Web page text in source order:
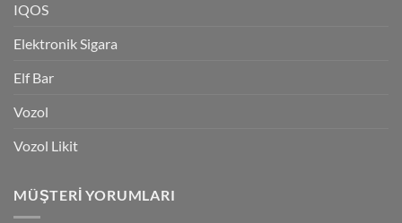
IQOS
Elektronik Sigara
Elf Bar
Vozol
Vozol Likit
MÜŞTERI YORUMLARI